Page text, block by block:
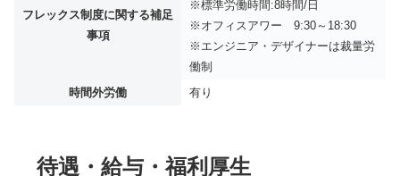
フレックス制度に関する補足
事項
※標準労働時間:8時間/日
※オフィスアワー 9:30～18:30
※エンジニア・デザイナーは裁量労
働制
時間外労働
有り
待遇・給与・福利厚生